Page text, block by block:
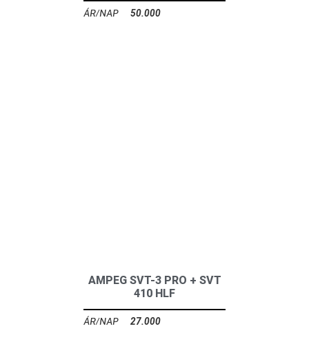
50.000
AMPEG SVT-3 PRO + SVT
410 HLF
27.000